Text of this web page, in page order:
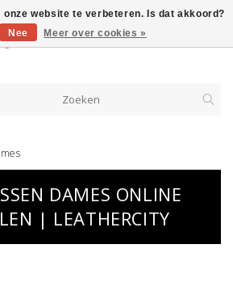
DAMES ONLINE
| LEATHERCITY
onze website te verbeteren. Is dat akkoord?
Nee Meer over cookies »